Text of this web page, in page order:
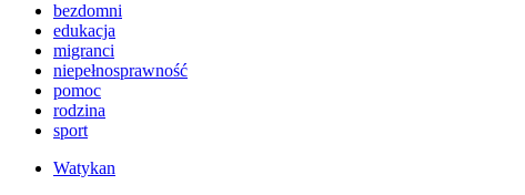
bezdomni
edukacja
migranci
niepełnosprawność
pomoc
rodzina
sport
Watykan